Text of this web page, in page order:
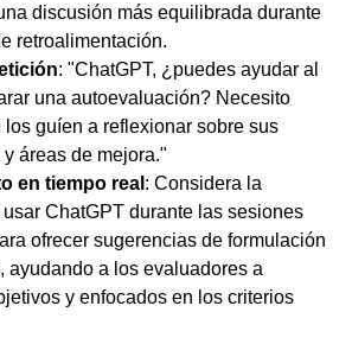
discusión más equilibrada durante
retroalimentación.
: "ChatGPT, ¿puedes ayudar al
una autoevaluación? Necesito
los guíen a reflexionar sobre sus
áreas de mejora."
en tiempo real : Considera la
ChatGPT durante las sesiones
ofrecer sugerencias de formulación
ayudando a los evaluadores a
y enfocados en los criterios